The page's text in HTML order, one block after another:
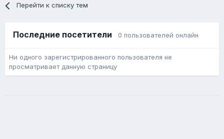
Перейти к списку тем
Последние посетители 0 пользователей онлайн
Ни одного зарегистрированного пользователя не
просматривает данную страницу